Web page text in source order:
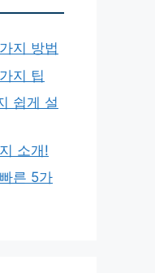
지 방법
지 팁
쉽게 설
소개!
른 5가